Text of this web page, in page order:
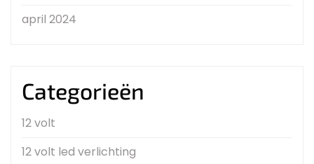
april 2024
Categorieën
12 volt
12 volt led verlichting